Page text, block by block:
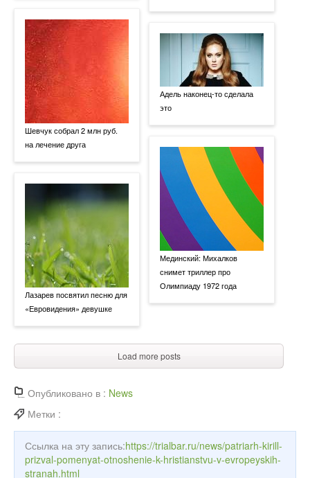
Шевчук собрал 2 млн руб.
на лечение друга
Лазарев посвятил песню для
«Евровидения» девушке
Адель наконец-то сделала
это
Мединский: Михалков
снимет триллер про
Олимпиаду 1972 года
Load more posts
Опубликовано в : News
Метки :
Ссылка на эту запись:https://trialbar.ru/news/patriarh-kirill-
prizval-pomenyat-otnoshenie-k-hristianstvu-v-evropeyskih-
stranah.html